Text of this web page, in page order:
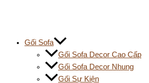
Gối Sofa
Gối Sofa Decor Cao Cấp
Gối Sofa Decor Nhung
Gối Sự Kiện